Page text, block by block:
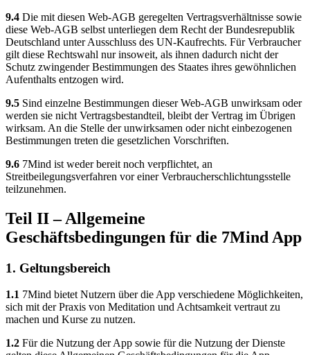
9.4 Die mit diesen Web-AGB geregelten Vertragsverhältnisse sowie
diese Web-AGB selbst unterliegen dem Recht der Bundesrepublik
Deutschland unter Ausschluss des UN-Kaufrechts. Für Verbraucher
gilt diese Rechtswahl nur insoweit, als ihnen dadurch nicht der
Schutz zwingender Bestimmungen des Staates ihres gewöhnlichen
Aufenthalts entzogen wird.
9.5 Sind einzelne Bestimmungen dieser Web-AGB unwirksam oder
werden sie nicht Vertragsbestandteil, bleibt der Vertrag im Übrigen
wirksam. An die Stelle der unwirksamen oder nicht einbezogenen
Bestimmungen treten die gesetzlichen Vorschriften.
9.6 7Mind ist weder bereit noch verpflichtet, an
Streitbeilegungsverfahren vor einer Verbraucherschlichtungsstelle
teilzunehmen.
Teil II – Allgemeine
Geschäftsbedingungen für die 7Mind App
1. Geltungsbereich
1.1 7Mind bietet Nutzern über die App verschiedene Möglichkeiten,
sich mit der Praxis von Meditation und Achtsamkeit vertraut zu
machen und Kurse zu nutzen.
1.2 Für die Nutzung der App sowie für die Nutzung der Dienste